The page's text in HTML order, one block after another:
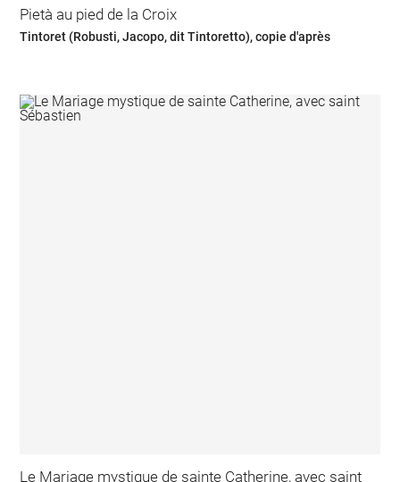
Pietà au pied de la Croix
Tintoret (Robusti, Jacopo, dit Tintoretto), copie d'après
Le Mariage mystique de sainte Catherine, avec saint